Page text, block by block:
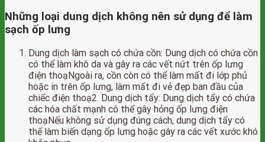
Những loại dung dịch không nên sử dụng để làm
sạch ốp lưng
Dung dịch làm sạch có chứa cồn: Dung dịch có chứa cồn
có thể làm khô da và gây ra các vết nứt trên ốp lưng
điện thoạNgoài ra, cồn còn có thể làm mất đi lớp phủ
hoặc in trên ốp lưng, làm mất đi vẻ đẹp ban đầu của
chiếc điện thoạ2. Dung dịch tẩy: Dung dịch tẩy có chứa
các hóa chất mạnh có thể gây hỏng ốp lưng điện
thoạNếu không sử dụng đúng cách, dung dịch tẩy có
thể làm biến dạng ốp lưng hoặc gây ra các vết xước khó